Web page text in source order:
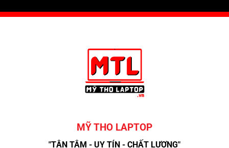
MỸ THO LAPTOP
"TẬN TÂM - UY TÍN - CHẤT LƯỢNG"